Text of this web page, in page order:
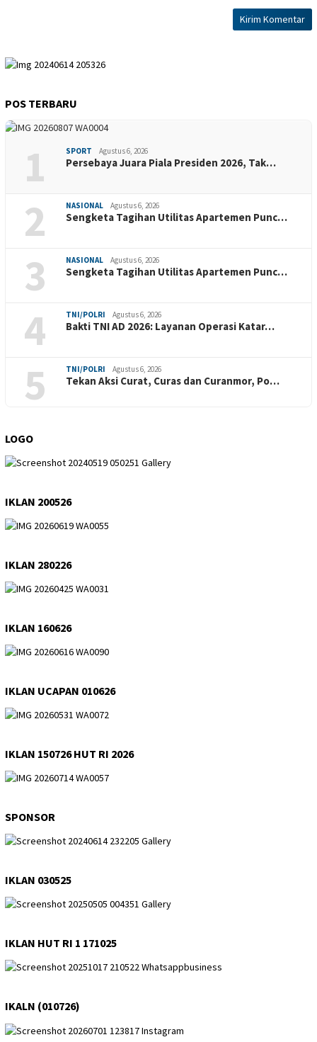
POS TERBARU
1 SPORT Agustus 6, 2026
Persebaya Juara Piala Presiden 2026, Tak…
2 NASIONAL Agustus 6, 2026
Sengketa Tagihan Utilitas Apartemen Punc…
3 NASIONAL Agustus 6, 2026
Sengketa Tagihan Utilitas Apartemen Punc…
4 TNI/POLRI Agustus 6, 2026
Bakti TNI AD 2026: Layanan Operasi Katar…
5 TNI/POLRI Agustus 6, 2026
Tekan Aksi Curat, Curas dan Curanmor, Po…
LOGO
IKLAN 200526
IKLAN 280226
IKLAN 160626
IKLAN UCAPAN 010626
IKLAN 150726 HUT RI 2026
SPONSOR
IKLAN 030525
IKLAN HUT RI 1 171025
IKALN (010726)